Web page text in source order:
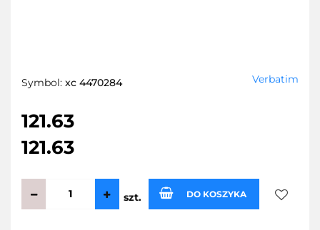
Symbol: xc 4470284 Verbatim
121.63
121.63
szt. DO KOSZYKA